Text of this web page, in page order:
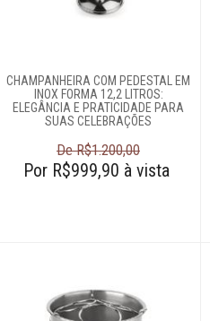
Adegas
Coqueteleiras
Decanters
Dispenseres de
bebidas
taças
Pegadores de
CHAMPANHEIRA COM PEDESTAL EM
INOX FORMA 12,2 LITROS:
ELEGÂNCIA E PRATICIDADE PARA
SUAS CELEBRAÇÕES
De R$1.200,00
Por R$999,90 à vista